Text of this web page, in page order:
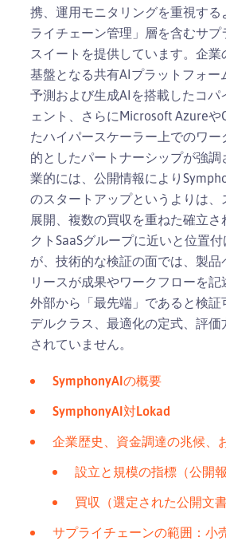
携、運用モニタリングを重視す
ライチェーン管理」層を含むサプ
スイートを提供しています。企業
基盤となる共有AIプラットフォー
予測および生成AIを搭載したコパ
ェント、さらにMicrosoft Azureや
たハイパースケーラー上でのワー
的としたパートナーシップが強
業的には、公開情報により
のスタートアップというよりは、
展開、複数の買収を重ねた確立
クトSaaSグループに近いと位置
が、技術的な検証の面では、製品
リースが成果やワークフローを記
外部から「最先端」であると検証
デルクラス、最適化の定式、評
されていません。
SymphonyAIの概要
SymphonyAI対Lokad
企業歴史、資金調達の兆候、
設立と規模の指標（公開報
買収（選定された公開文書
サプライチェーンの範囲：小